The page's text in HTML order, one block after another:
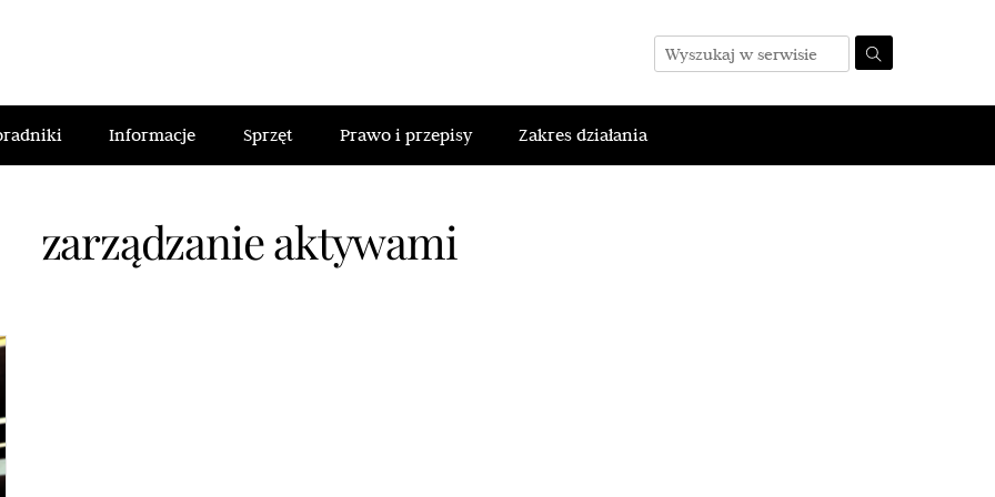
Informacje Sprzęt Prawo i przepisy Zakres działania
zarządzanie aktywami